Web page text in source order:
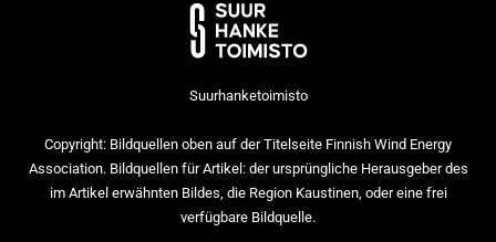
Suurhanketoimisto
Copyright: Bildquellen oben auf der Titelseite Finnish Wind Energy
Association. Bildquellen für Artikel: der ursprüngliche Herausgeber des
im Artikel erwähnten Bildes, die Region Kaustinen, oder eine frei
verfügbare Bildquelle.